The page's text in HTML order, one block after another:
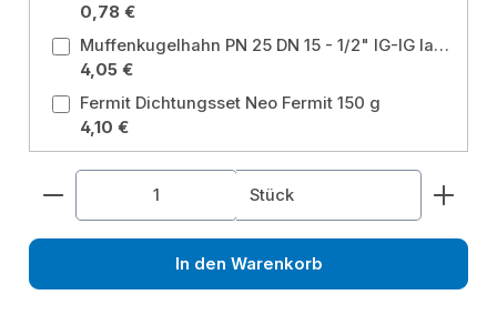
0,78 €
Muffenkugelhahn PN 25 DN 15 - 1/2" IG-IG langer Hebel ohne Entleerung für Heizung, Brauchwasser, Grauwasser, Gartenwasser Größe: 1/2 Zoll
4,05 €
Fermit Dichtungsset Neo Fermit 150 g
4,10 €
Produkt Anzahl: Gib den gewünschten Wert
Stück
In den Warenkorb